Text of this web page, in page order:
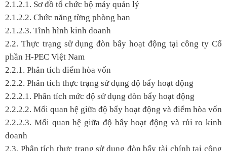
2.1.2.1. Sơ đồ tổ chức bộ máy quản lý
2.1.2.2. Chức năng từng phòng ban
2.1.2.3. Tình hình kinh doanh
2.2. Thực trạng sử dụng đòn bẩy hoạt động tại công ty Cổ
phần H-PEC Việt Nam
2.2.1. Phân tích điểm hòa vốn
2.2.2. Phân tích thực trạng sử dụng độ bẩy hoạt động
2.2.2.1. Phân tích mức độ sử dụng đòn bẩy hoạt động
2.2.2.2. Mối quan hệ giữa độ bẩy hoạt động và điểm hòa vốn
2.2.2.3. Mối quan hệ giữa độ bẩy hoạt động và rủi ro kinh
doanh
2.3. Phân tích thực trạng sử dụng đòn bẩy tài chính tại công